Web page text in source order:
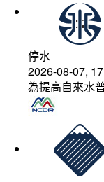
停水
2026-08-07,
為提高自來水